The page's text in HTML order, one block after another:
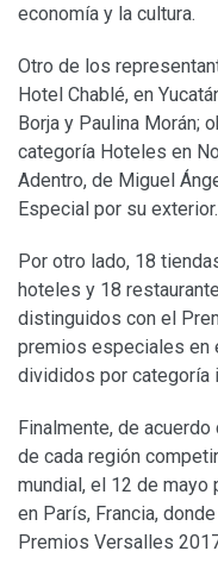
economía y la cultura.
Otro de los
Hotel Chablé, en
Borja y Paulina Morán;
categoría Hoteles en
Adentro, de Miguel
Especial por su exterior.
Por otro lado, 18
hoteles y 18
distinguidos con el
premios especiales en
divididos por categoría
Finalmente, de
de cada región
mundial, el 12 de mayo
en París, Francia,
Premios Versalles